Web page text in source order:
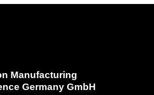
Manufacturing
Germany GmbH